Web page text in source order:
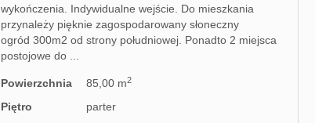
wykończenia. Indywidualne wejście. Do mieszkania
przynależy pięknie zagospodarowany słoneczny
ogród 300m2 od strony południowej. Ponadto 2 miejsca
postojowe do ...
Powierzchnia 85,00 m2
Piętro
parter